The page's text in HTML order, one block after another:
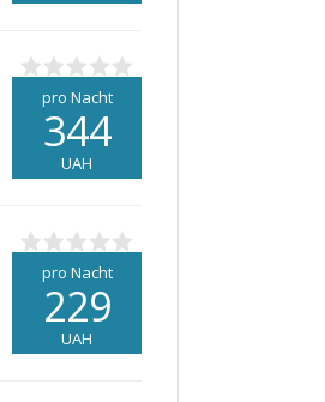
pro Nacht
344
UAH
pro Nacht
229
UAH